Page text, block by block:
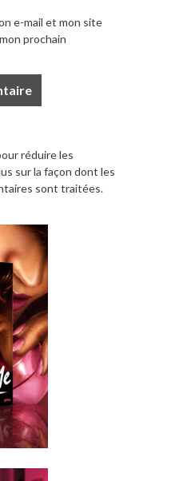
e-mail et mon site
prochain
réduire les
sur la façon dont les
sont traitées.